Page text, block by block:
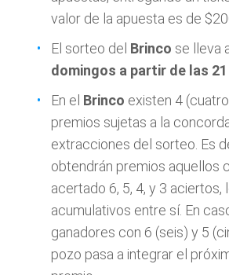
valor de la apuesta es de
El sorteo del Brinco se lleva
domingos a partir de las 21
En el Brinco existen 4
premios sujetas a la
extracciones del sorteo. Es
obtendrán premios aquellos
acertado 6, 5, 4, y 3 aciertos,
acumulativos entre sí. En
ganadores con 6 (seis) y 5
pozo pasa a integrar el